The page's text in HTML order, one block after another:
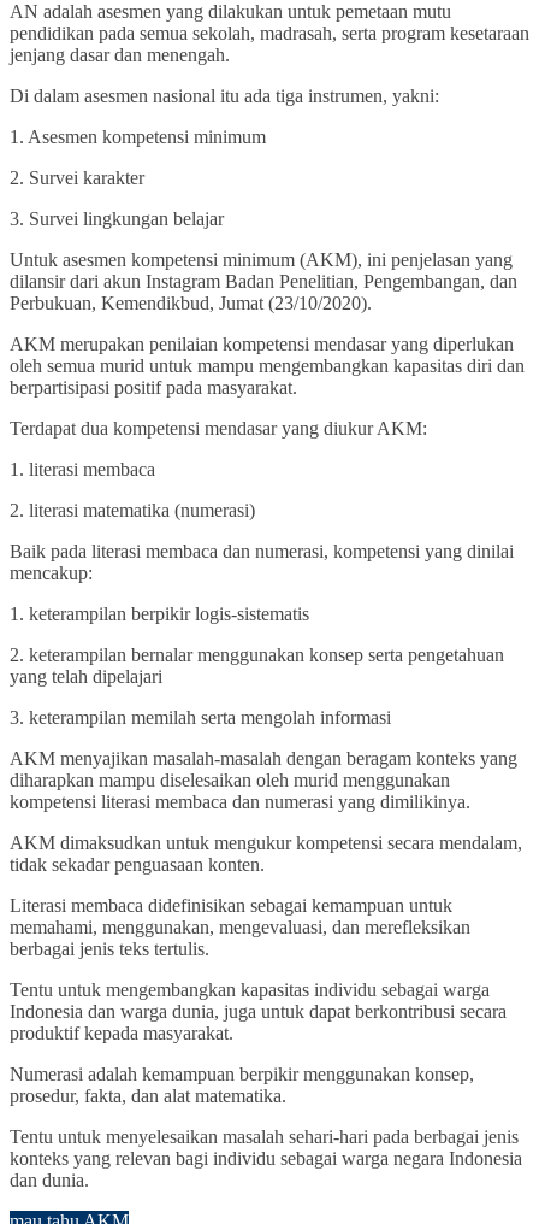
AN adalah asesmen yang dilakukan untuk pemetaan mutu
pendidikan pada semua sekolah, madrasah, serta program kesetaraan
jenjang dasar dan menengah.
Di dalam asesmen nasional itu ada tiga instrumen, yakni:
1. Asesmen kompetensi minimum
2. Survei karakter
3. Survei lingkungan belajar
Untuk asesmen kompetensi minimum (AKM), ini penjelasan yang
dilansir dari akun Instagram Badan Penelitian, Pengembangan, dan
Perbukuan, Kemendikbud, Jumat (23/10/2020).
AKM merupakan penilaian kompetensi mendasar yang diperlukan
oleh semua murid untuk mampu mengembangkan kapasitas diri dan
berpartisipasi positif pada masyarakat.
Terdapat dua kompetensi mendasar yang diukur AKM:
1. literasi membaca
2. literasi matematika (numerasi)
Baik pada literasi membaca dan numerasi, kompetensi yang dinilai
mencakup:
1. keterampilan berpikir logis-sistematis
2. keterampilan bernalar menggunakan konsep serta pengetahuan
yang telah dipelajari
3. keterampilan memilah serta mengolah informasi
AKM menyajikan masalah-masalah dengan beragam konteks yang
diharapkan mampu diselesaikan oleh murid menggunakan
kompetensi literasi membaca dan numerasi yang dimilikinya.
AKM dimaksudkan untuk mengukur kompetensi secara mendalam,
tidak sekadar penguasaan konten.
Literasi membaca didefinisikan sebagai kemampuan untuk
memahami, menggunakan, mengevaluasi, dan merefleksikan
berbagai jenis teks tertulis.
Tentu untuk mengembangkan kapasitas individu sebagai warga
Indonesia dan warga dunia, juga untuk dapat berkontribusi secara
produktif kepada masyarakat.
Numerasi adalah kemampuan berpikir menggunakan konsep,
prosedur, fakta, dan alat matematika.
Tentu untuk menyelesaikan masalah sehari-hari pada berbagai jenis
konteks yang relevan bagi individu sebagai warga negara Indonesia
dan dunia.